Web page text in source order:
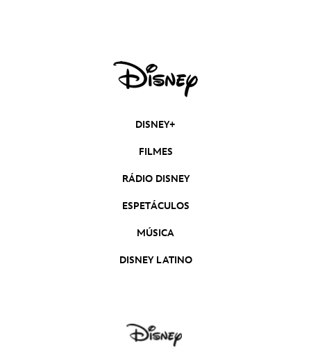
DISNEY+
FILMES
RÁDIO DISNEY
ESPETÁCULOS
MÚSICA
DISNEY LATINO